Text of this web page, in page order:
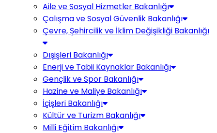
Aile ve Sosyal Hizmetler Bakanlığı
Çalışma ve Sosyal Güvenlik Bakanlığı
Çevre, Şehircilik ve İklim Değişikliği Bakanlığı
Dışişleri Bakanlığı
Enerji ve Tabii Kaynaklar Bakanlığı
Gençlik ve Spor Bakanlığı
Hazine ve Maliye Bakanlığı
İçişleri Bakanlığı
Kültür ve Turizm Bakanlığı
Milli Eğitim Bakanlığı